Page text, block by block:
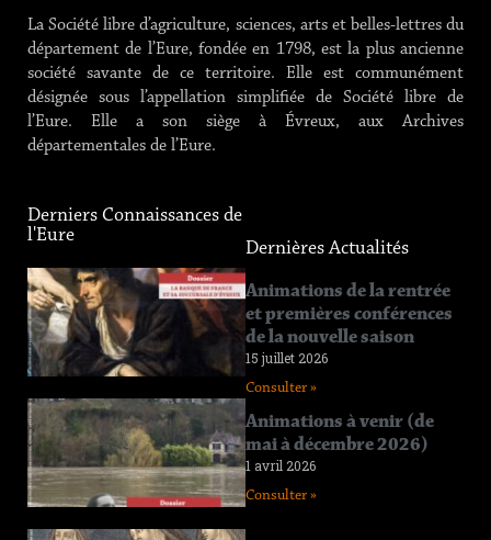
La Société libre d’agriculture, sciences, arts et belles-lettres du
département de l’Eure, fondée en 1798, est la plus ancienne
société savante de ce territoire. Elle est communément
désignée sous l’appellation simplifiée de Société libre de
l’Eure. Elle a son siège à Évreux, aux Archives
départementales de l’Eure.
Derniers Connaissances de
l'Eure
Connaissance
de l’Eure
n°219
12 juin 2026
Connaissance
de l’Eure
n°218
11 avril 2026
Dernières Actualités
Animations de la rentrée
et premières conférences
de la nouvelle saison
15 juillet 2026
Consulter »
Animations à venir (de
mai à décembre 2026)
1 avril 2026
Consulter »